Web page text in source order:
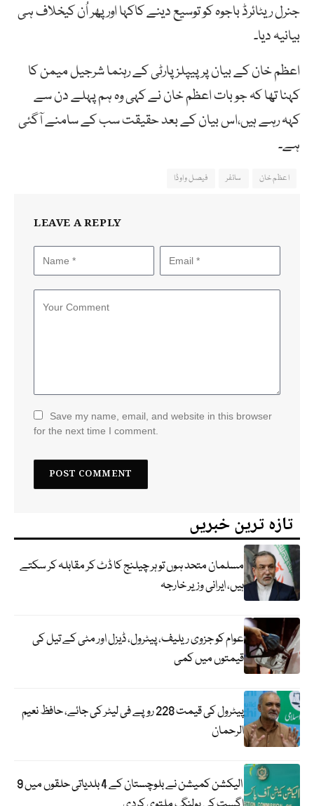
جنرل ریٹائرڈ باجوہ کو توسیع دینے کاکہا اور پھر اُن کیخلاف ہی
بیانیہ دیا۔
اعظم خان کے بیان پرپیپلز پارٹی کے رہنما شرجیل میمن کا
کہنا تھا کہ جو بات اعظم خان نے کہی وہ ہم پہلے دن سے
کہہ رہے ہیں،اس بیان کے بعد حقیقت سب کے سامنے آگئی
ہے۔
اعظم خان سائفر فیصل واوڈا
LEAVE A REPLY
Save my name, email, and website in this browser
for the next time I comment.
تازہ ترین خبریں
مسلمان متحد ہوں تو ہر چیلنج کا ڈٹ کر مقابلہ کر سکتے
ہیں، ایرانی وزیر خارجہ
عوام کو جزوی ریلیف، پیٹرول، ڈیزل اور مٹی کے تیل کی
قیمتوں میں کمی
پیٹرول کی قیمت 228 روپے فی لیٹر کی جائے، حافظ نعیم
الرحمان
الیکشن کمیشن نے بلوچستان کے 4 بلدیاتی حلقوں میں 9